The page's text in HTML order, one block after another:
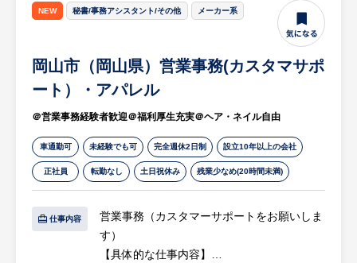
・その他営業および事業運営に関わる事務サ
※詳細は面談時にお伝えします
・同社は士業出身のプロフェッショナル陣に
よって設立され、有料老人ホーム事業をはじ
め、ビジネスホテル、保育園、調剤薬局、食
事事業など、多様なヘルスケア・生活インフ
す。グループ全体で売上高約100億円、全国
に80以上の事業所を構え、売上達成率121％
という圧倒的な成長性と強固な経営基盤を確
NEW 秘書/事務アシスタント/その他 メーカー系
岡山市（岡山県）営業事務(カスタマサポ
ート）・アパレル
＠営業事務経験者歓迎＠福利厚生充実＠ヘア・ネイル自由
車通勤可 未経験でも可 完全週休2日制 設立10年以上の会社
正社員 転勤なし 土日祝休み 残業少なめ(20時間未満)
仕事内容
営業事務（カスタマーサポートをお願いしま
す）
【具体的な仕事内容】